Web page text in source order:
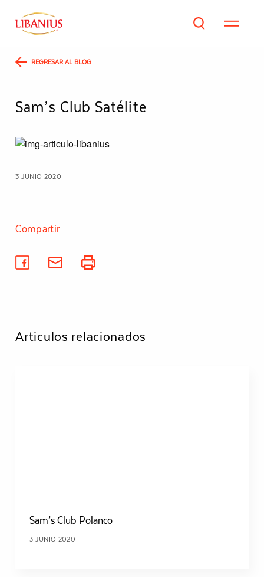
REGRESAR AL BLOG
Sam’s Club Satélite
3 JUNIO 2020
Compartir
Articulos relacionados
Sam’s Club Polanco
3 JUNIO 2020